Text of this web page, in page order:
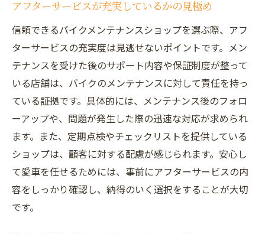
アフターサービスが充実しているかの見極め
信頼できるバイクメンテナンスショップを選ぶ際、アフ
ターサービスの充実度は見逃せないポイントです。メン
テナンスを受けた後のサポート内容や保証制度が整って
いる店舗は、バイクのメンテナンスに対して責任を持っ
ている証拠です。具体的には、メンテナンス後のフォロ
ーアップや、問題が発生した際の迅速な対応が求められ
ます。また、定期点検やチェックリストを提供している
ショップは、顧客に対する配慮が感じられます。安心し
て愛車を任せるためには、事前にアフターサービスの内
容をしっかり確認し、納得のいく選択をすることが大切
です。